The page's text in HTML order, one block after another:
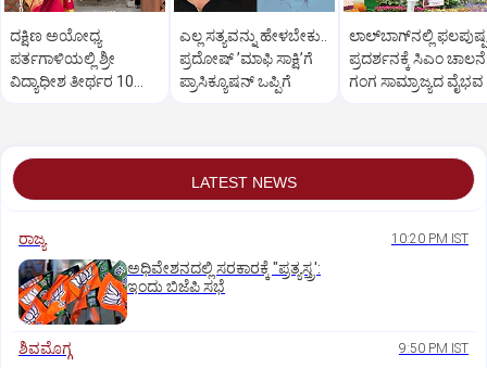
ದಕ್ಷಿಣ ಅಯೋಧ್ಯ
ಪರ್ತಗಾಳಿಯಲ್ಲಿ ಶ್ರೀ
ವಿದ್ಯಾಧೀಶ ತೀರ್ಥರ 10ನೇ
ಎಲ್ಲ ಸತ್ಯವನ್ನು ಹೇಳಬೇಕು..
ಪ್ರದೋಷ್‌ ʼಮಾಫಿ ಸಾಕ್ಷಿʼಗೆ
ಪ್ರಾಸಿಕ್ಯೂಷನ್ ಒಪ್ಪಿಗೆ
ಲಾಲ್‌ಬಾಗ್‌ನಲ್ಲಿ ಫಲಪುಷ್ಪ
ಪ್ರದರ್ಶನಕ್ಕೆ ಸಿಎಂ
ಗಂಗ ಸಾಮ್ರಾಜ್ಯದ ವೈಭವ
LATEST NEWS
ರಾಜ್ಯ 10:20 PM IST
ಅಧಿವೇಶನದಲ್ಲಿ ಸರಕಾರಕ್ಕೆ "ಪ್ರತ್ಯಸ್ತ್ರ':
ಇಂದು ಬಿಜೆಪಿ ಸಭೆ
ಶಿವಮೊಗ್ಗ 9:50 PM IST